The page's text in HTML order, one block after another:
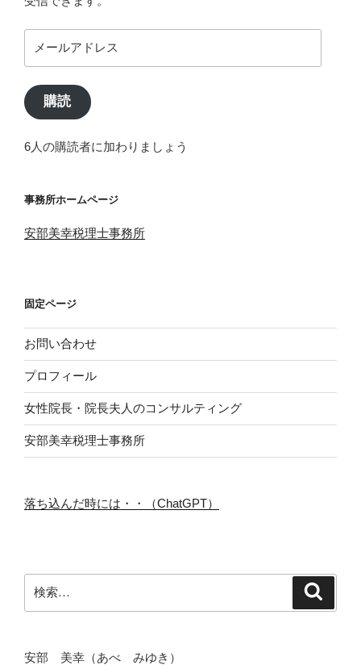
ー
ア
ド
ス
購読
6人の購読者に加わりましょう
事務所ホームページ
安部美幸税理士事務所
固定ページ
お問い合わせ
プロフィール
女性院長・院長夫人のコンサルティング
安部美幸税理士事務所
落ち込んだ時には・・（ChatGPT）
索:
安部 美幸（あべ みゆき）